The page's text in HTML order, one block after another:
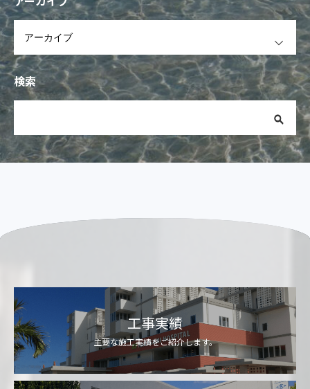
検索
工事実績
主要な施工実績をご紹介します。